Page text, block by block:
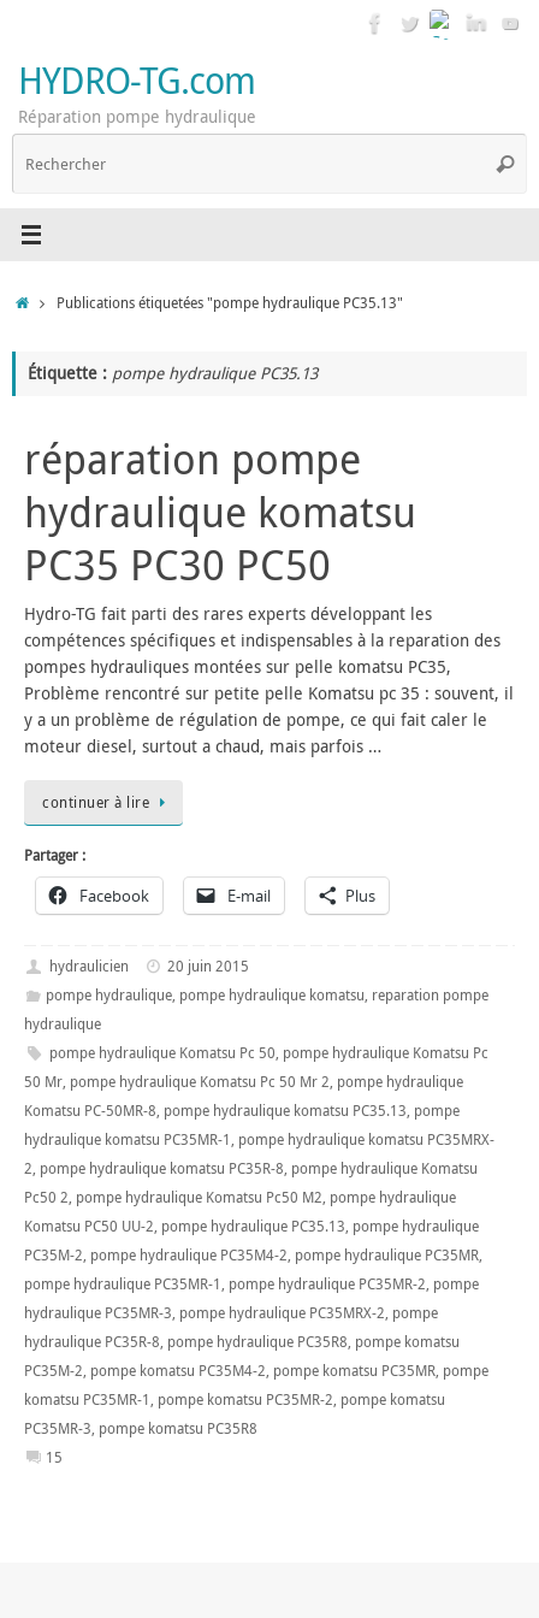
contenu
HYDRO-TG.com
Réparation pompe hydraulique
AccueilPublications étiquetées "pompe hydraulique PC35.13"
Étiquette : pompe hydraulique PC35.13
réparation pompe
hydraulique komatsu
PC35 PC30 PC50
Hydro-TG fait parti des rares experts développant les
compétences spécifiques et indispensables à la reparation des
pompes hydrauliques montées sur pelle komatsu PC35,
Problème rencontré sur petite pelle Komatsu pc 35 : souvent, il
y a un problème de régulation de pompe, ce qui fait caler le
moteur diesel, surtout a chaud, mais parfois …
continuer à lire
Partager :
Facebook E-mail Plus
hydraulicien
20 juin 2015
pompe hydraulique, pompe hydraulique komatsu, reparation pompe
hydraulique
pompe hydraulique Komatsu Pc 50, pompe hydraulique Komatsu Pc
50 Mr, pompe hydraulique Komatsu Pc 50 Mr 2, pompe hydraulique
Komatsu PC-50MR-8, pompe hydraulique komatsu PC35.13, pompe
hydraulique komatsu PC35MR-1, pompe hydraulique komatsu PC35MRX-
2, pompe hydraulique komatsu PC35R-8, pompe hydraulique Komatsu
Pc50 2, pompe hydraulique Komatsu Pc50 M2, pompe hydraulique
Komatsu PC50 UU-2, pompe hydraulique PC35.13, pompe hydraulique
PC35M-2, pompe hydraulique PC35M4-2, pompe hydraulique PC35MR,
pompe hydraulique PC35MR-1, pompe hydraulique PC35MR-2, pompe
hydraulique PC35MR-3, pompe hydraulique PC35MRX-2, pompe
hydraulique PC35R-8, pompe hydraulique PC35R8, pompe komatsu
PC35M-2, pompe komatsu PC35M4-2, pompe komatsu PC35MR, pompe
komatsu PC35MR-1, pompe komatsu PC35MR-2, pompe komatsu
PC35MR-3, pompe komatsu PC35R8
15